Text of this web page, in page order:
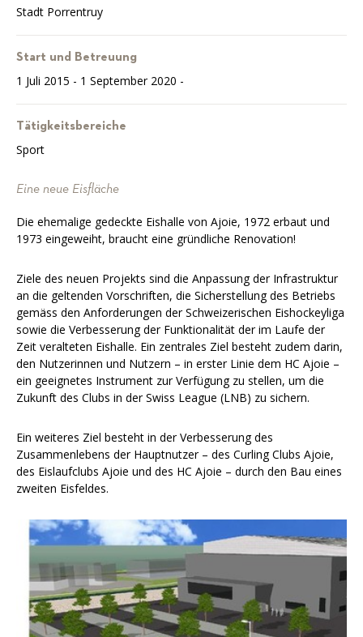
Stadt Porrentruy
Start und Betreuung
1 Juli 2015 - 1 September 2020 -
Tätigkeitsbereiche
Sport
Eine neue Eisfläche
Die ehemalige gedeckte Eishalle von Ajoie, 1972 erbaut und
1973 eingeweiht, braucht eine gründliche Renovation!
Ziele des neuen Projekts sind die Anpassung der Infrastruktur
an die geltenden Vorschriften, die Sicherstellung des Betriebs
gemäss den Anforderungen der Schweizerischen Eishockeyliga
sowie die Verbesserung der Funktionalität der im Laufe der
Zeit veralteten Eishalle. Ein zentrales Ziel besteht zudem darin,
den Nutzerinnen und Nutzern – in erster Linie dem HC Ajoie –
ein geeignetes Instrument zur Verfügung zu stellen, um die
Zukunft des Clubs in der Swiss League (LNB) zu sichern.
Ein weiteres Ziel besteht in der Verbesserung des
Zusammenlebens der Hauptnutzer – des Curling Clubs Ajoie,
des Eislaufclubs Ajoie und des HC Ajoie – durch den Bau eines
zweiten Eisfeldes.